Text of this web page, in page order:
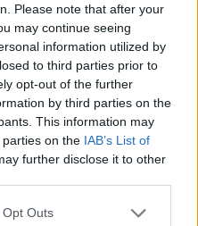
Please note that after your
may continue seeing
information utilized by
to third parties prior to
opt-out of the further
by third parties on the
This information may
on the IAB’s List of
further disclose it to other
Outs
λόγος
τα